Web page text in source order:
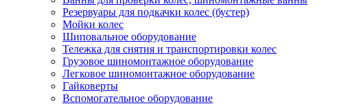
Резервуары для подкачки колес (бустер)
Мойки колес
Шиповальное оборудование
Тележка для снятия и транспортировки колес
Грузовое шиномонтажное оборудование
Легковое шиномонтажное оборудование
Гайковерты
Вспомогательное оборудование